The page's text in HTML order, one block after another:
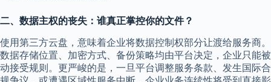
二、数据主权的丧失：谁真正掌控你的文件？
使用第三方云盘，意味着企业将数据控制权部分让渡给服务商。
数据存储位置、加密方式、备份策略均由平台决定，企业只能被
动接受规则。更严峻的是，一旦平台调整服务条款、发生国际合